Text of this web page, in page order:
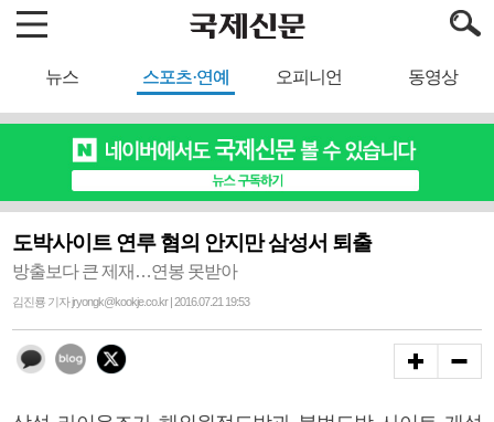
뉴스 스포츠·연예 오피니언 동영상
도박사이트 연루 혐의 안지만 삼성서 퇴출
방출보다 큰 제재…연봉 못받아
김진룡 기자 jryongk@kookje.co.kr | 2016.07.21 19:53